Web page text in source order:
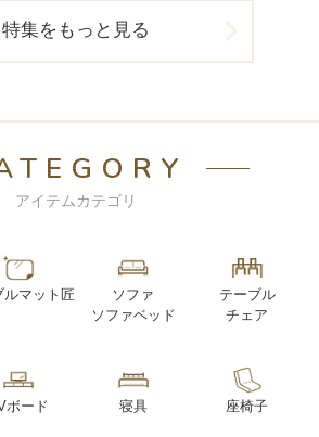
特集をもっと見る
アイテムカテゴリ
ルマット匠
ソファ
ソファベッド
テーブル
チェア
ボード 寝具 座椅子